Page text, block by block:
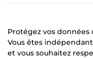
Protégez vos
Vous êtes
et vous souhaitez